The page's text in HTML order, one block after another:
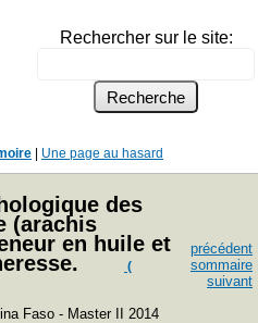
Rechercher sur le site:
Une page au hasard
des
(arachis
en huile et
(
Faso - Master II 2014
précédent
sommaire
suivant